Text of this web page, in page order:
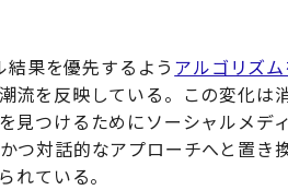
果を優先するよう アルゴリズ
流を反映している。この変化は
見つけるためにソーシャルメデ
つ対話的なアプローチへと置き
れている。